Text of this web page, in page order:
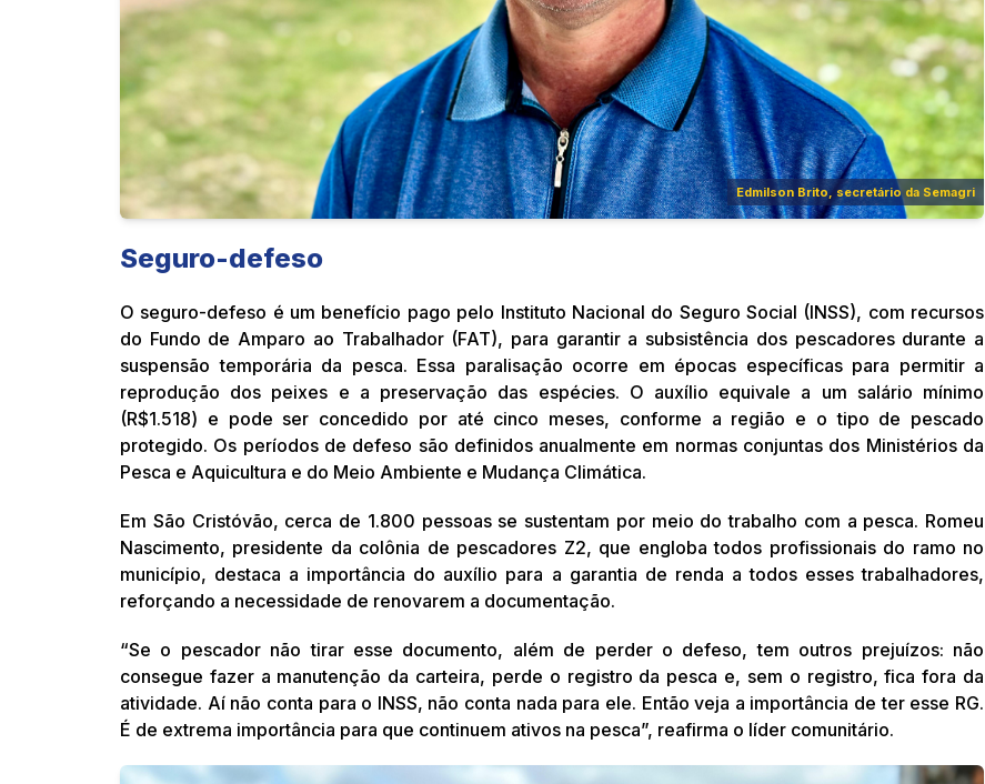
Edmilson Brito, secretário da Semagri
Seguro-defeso
O seguro-defeso é um benefício pago pelo Instituto Nacional do Seguro Social (INSS), com recursos
do Fundo de Amparo ao Trabalhador (FAT), para garantir a subsistência dos pescadores durante a
suspensão temporária da pesca. Essa paralisação ocorre em épocas específicas para permitir a
reprodução dos peixes e a preservação das espécies. O auxílio equivale a um salário mínimo
(R$1.518) e pode ser concedido por até cinco meses, conforme a região e o tipo de pescado
protegido. Os períodos de defeso são definidos anualmente em normas conjuntas dos Ministérios da
Pesca e Aquicultura e do Meio Ambiente e Mudança Climática.
Em São Cristóvão, cerca de 1.800 pessoas se sustentam por meio do trabalho com a pesca. Romeu
Nascimento, presidente da colônia de pescadores Z2, que engloba todos profissionais do ramo no
município, destaca a importância do auxílio para a garantia de renda a todos esses trabalhadores,
reforçando a necessidade de renovarem a documentação.
“Se o pescador não tirar esse documento, além de perder o defeso, tem outros prejuízos: não
consegue fazer a manutenção da carteira, perde o registro da pesca e, sem o registro, fica fora da
atividade. Aí não conta para o INSS, não conta nada para ele. Então veja a importância de ter esse RG.
É de extrema importância para que continuem ativos na pesca”, reafirma o líder comunitário.